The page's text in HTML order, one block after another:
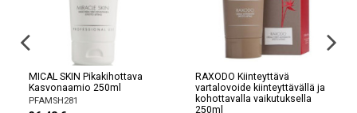
MICAL SKIN Pikakihottava
Kasvonaamio 250ml
PFAMSH281
RAXODO Kiinteyttävä
vartalovoide kiinteyttävällä ja
kohottavalla vaikutuksella
250ml